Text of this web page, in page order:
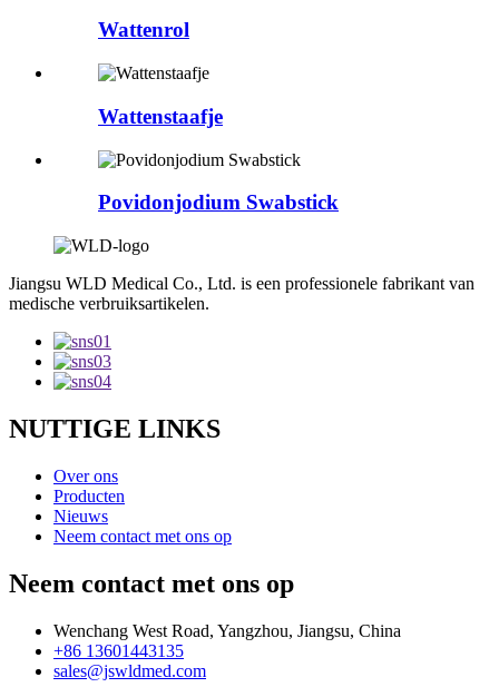
Wattenrol
Wattenstaafje
Povidonjodium Swabstick
Jiangsu WLD Medical Co., Ltd. is een professionele fabrikant van
medische verbruiksartikelen.
NUTTIGE LINKS
Over ons
Producten
Nieuws
Neem contact met ons op
Neem contact met ons op
Wenchang West Road, Yangzhou, Jiangsu, China
+86 13601443135
sales@jswldmed.com